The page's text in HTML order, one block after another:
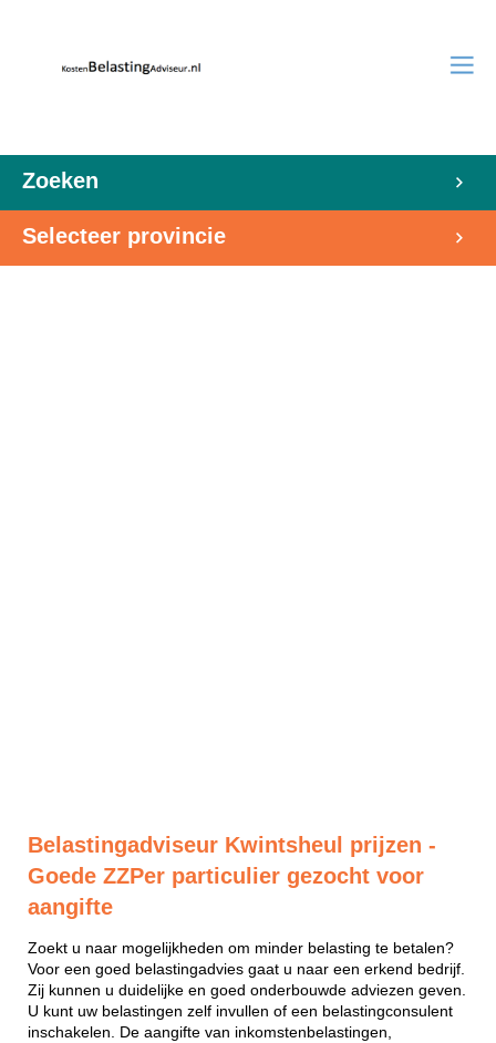
Zoeken
Selecteer provincie
Belastingadviseur Kwintsheul prijzen -
Goede ZZPer particulier gezocht voor
aangifte
Zoekt u naar mogelijkheden om minder belasting te betalen?
Voor een goed belastingadvies gaat u naar een erkend bedrijf.
Zij kunnen u duidelijke en goed onderbouwde adviezen geven.
U kunt uw belastingen zelf invullen of een belastingconsulent
inschakelen. De aangifte van inkomstenbelastingen,